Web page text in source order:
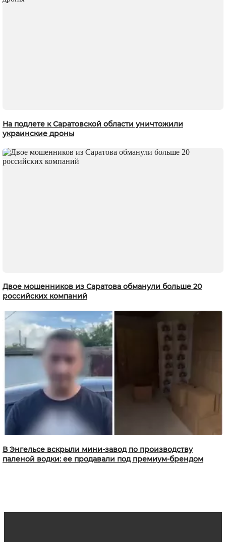
На подлете к Саратовской области уничтожили
украинские дроны
Двое мошенников из Саратова обманули больше 20
российских компаний
В Энгельсе вскрыли мини-завод по производству
паленой водки: ее продавали под премиум-брендом